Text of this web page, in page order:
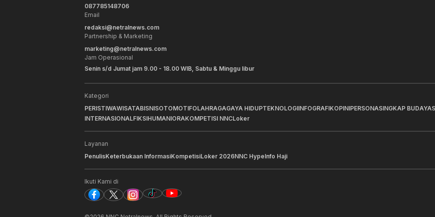
087785148706
Email
redaksi@netralnews.com
Partnership & Marketing
marketing@netralnews.com
Jam Operasional
Senin s/d Jumat jam 9.00 - 18.00 WIB, Sabtu & Minggu libur
Kategori
PERISTIWAWISATABISNISOTOMOTIFOLAHRAGAGAYA HIDUPTEKNOLOGIINFOGRAFIKOPINIPERSONASINGKAP BUDAYA
INTERNASIONALFIKSIHUMANIORAKOMPETISI NNCLoker
Layanan
PenulisKeterbukaan InformasiKompetisiLoker 2026NNC HypeInfo Haji
Ikuti Kami di
Berita Pilihan
Kapal Pertamina Patra Niaga MT